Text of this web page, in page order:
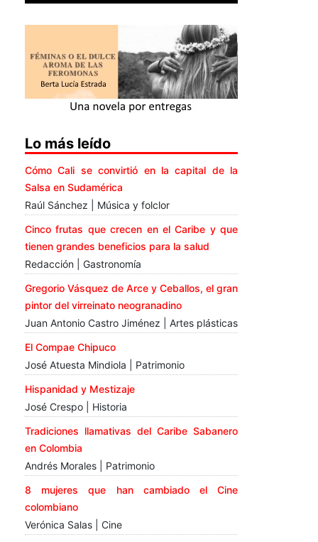
Lo más leído
Cómo Cali se convirtió en la capital de la
Salsa en Sudamérica
Raúl Sánchez | Música y folclor
Cinco frutas que crecen en el Caribe y que
tienen grandes beneficios para la salud
Redacción | Gastronomía
Gregorio Vásquez de Arce y Ceballos, el gran
pintor del virreinato neogranadino
Juan Antonio Castro Jiménez | Artes plásticas
El Compae Chipuco
José Atuesta Mindiola | Patrimonio
Hispanidad y Mestizaje
José Crespo | Historia
Tradiciones llamativas del Caribe Sabanero
en Colombia
Andrés Morales | Patrimonio
8 mujeres que han cambiado el Cine
colombiano
Verónica Salas | Cine